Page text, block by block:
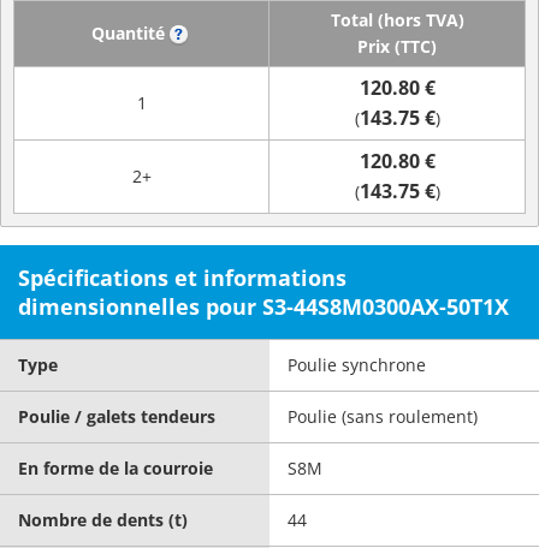
Quantité
Total (hors TVA)
Prix (TTC)
1
120.80 €
(143.75 €)
2+
120.80 €
(143.75 €)
Spécifications et informations
dimensionnelles pour S3-44S8M0300AX-50T1X
Type Poulie synchrone
Poulie / galets tendeurs Poulie (sans roulement)
En forme de la courroie S8M
Nombre de dents (t) 44